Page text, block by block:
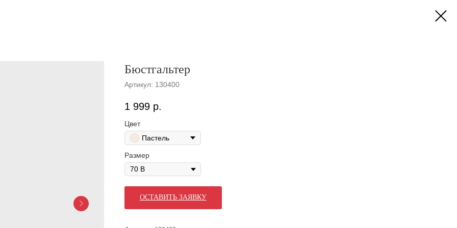
Бюстгальтер
Артикул: 130400
1 999 р.
Цвет
Пастель
Размер
ОСТАВИТЬ ЗАЯВКУ